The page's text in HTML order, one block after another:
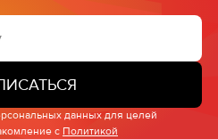
данных для целей
с Политикой